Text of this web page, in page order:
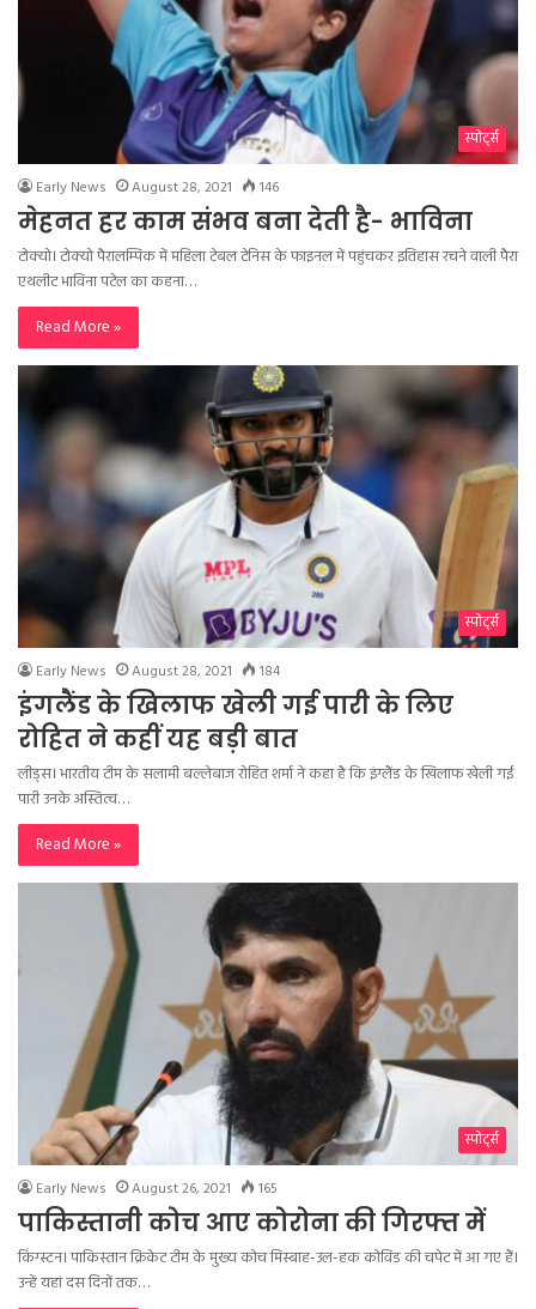
स्पोर्ट्स
Early News August 28, 2021 146
मेहनत हर काम संभव बना देती है- भाविना
टोक्यो। टोक्यो पैरालम्पिक में महिला टेबल टेनिस के फाइनल में पहुंचकर इतिहास रचने वाली पैरा
एथलीट भाविना पटेल का कहना…
Read More »
स्पोर्ट्स
Early News August 28, 2021 184
इंगलैंड के खिलाफ खेली गई पारी के लिए
रोहित ने कहीं यह बड़ी बात
लीड्स। भारतीय टीम के सलामी बल्लेबाज रोहित शर्मा ने कहा है कि इंग्लैंड के खिलाफ खेली गई
पारी उनके अस्तित्व…
Read More »
स्पोर्ट्स
Early News August 26, 2021 165
पाकिस्तानी कोच आए कोरोना की गिरफ्त में
किंग्स्टन। पाकिस्तान क्रिकेट टीम के मुख्य कोच मिस्बाह-उल-हक कोविड की चपेट में आ गए हैं।
उन्हें यहां दस दिनों तक…